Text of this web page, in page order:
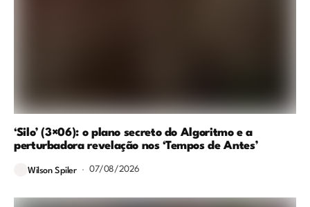
‘Silo’ (3×06): o plano secreto do Algoritmo e a
perturbadora revelação nos ‘Tempos de Antes’
Wilson Spiler 07/08/2026